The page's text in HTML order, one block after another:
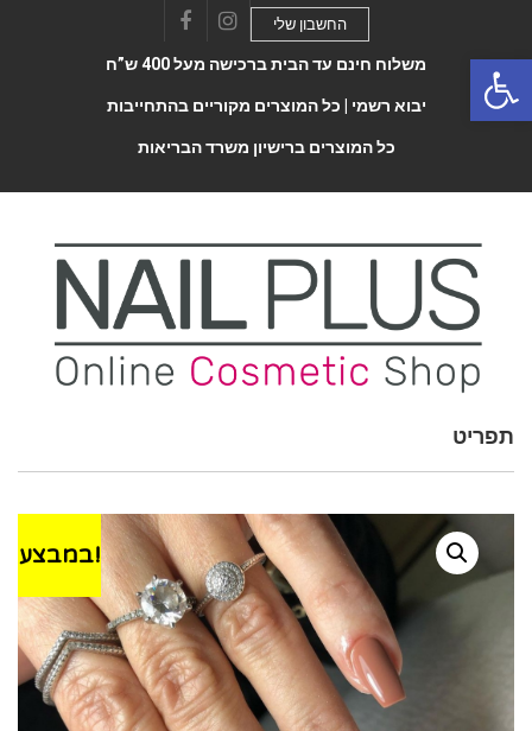
FacebookInstagram
החשבון שלי
משלוח חינם עד הבית ברכישה מעל 400 ש”ח
יבוא רשמי | כל המוצרים מקוריים בהתחייבות
כל המוצרים ברישיון משרד הבריאות
Toggle
תפריט
במבצע!